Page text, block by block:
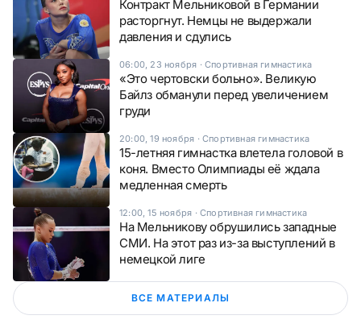
Контракт Мельниковой в Германии
расторгнут. Немцы не выдержали
давления и сдулись
06:00, 23 ноября · Спортивная гимнастика
«Это чертовски больно». Великую
Байлз обманули перед увеличением
груди
20:00, 19 ноября · Спортивная гимнастика
15-летняя гимнастка влетела головой в
коня. Вместо Олимпиады её ждала
медленная смерть
12:00, 15 ноября · Спортивная гимнастика
На Мельникову обрушились западные
СМИ. На этот раз из-за выступлений в
немецкой лиге
ВСЕ МАТЕРИАЛЫ